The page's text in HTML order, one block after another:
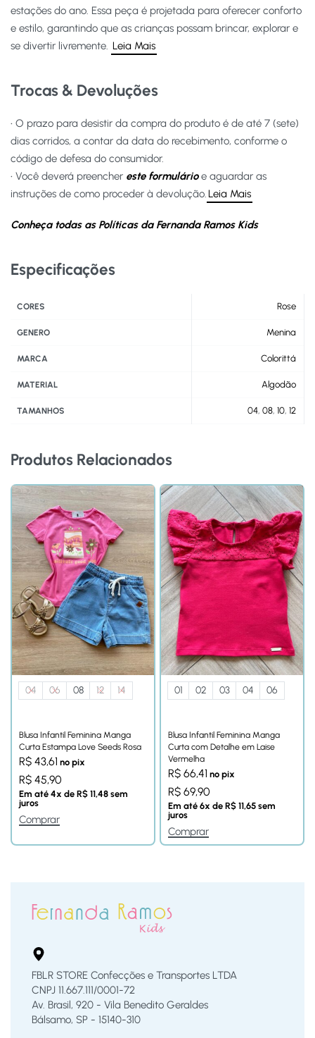
estações do ano. Essa peça é projetada para oferecer conforto
e estilo, garantindo que as crianças possam brincar, explorar e
se divertir livremente. Leia Mais
Trocas & Devoluções
• O prazo para desistir da compra do produto é de até 7 (sete)
dias corridos, a contar da data do recebimento, conforme o
código de defesa do consumidor.
• Você deverá preencher este formulárioe aguardar as
instruções de como proceder à devolução.Leia Mais
Conheça todas as Políticas da Fernanda Ramos Kids
Especificações
CORES Rose
GENERO Menina
MARCA Colorittá
MATERIAL Algodão
TAMANHOS 04, 08, 10, 12
Produtos Relacionados
04 06 08 12 14
Blusa Infantil Feminina Manga
Curta Estampa Love Seeds Rosa
R$ 43,61 no pix
R$ 45,90
Em até 4x de R$ 11,48 sem
juros
Comprar
01 02 03 04 06
Blusa Infantil Feminina Manga
Curta com Detalhe em Laise
Vermelha
R$ 66,41 no pix
R$ 69,90
Em até 6x de R$ 11,65 sem
juros
Comprar
FBLR STORE Confecções e Transportes LTDA
CNPJ 11.667.111/0001-72
Av. Brasil, 920 - Vila Benedito Geraldes
Bálsamo, SP - 15140-310